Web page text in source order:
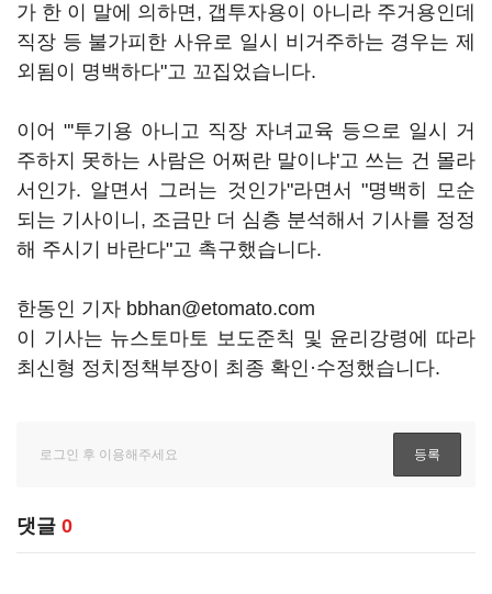
가 한 이 말에 의하면, 갭투자용이 아니라 주거용인데
직장 등 불가피한 사유로 일시 비거주하는 경우는 제
외됨이 명백하다"고 꼬집었습니다.
이어 "'투기용 아니고 직장 자녀교육 등으로 일시 거
주하지 못하는 사람은 어쩌란 말이냐'고 쓰는 건 몰라
서인가. 알면서 그러는 것인가"라면서 "명백히 모순
되는 기사이니, 조금만 더 심층 분석해서 기사를 정정
해 주시기 바란다"고 촉구했습니다.
한동인 기자 bbhan@etomato.com
이 기사는 뉴스토마토 보도준칙 및 윤리강령에 따라
최신형 정치정책부장이 최종 확인·수정했습니다.
댓글 0